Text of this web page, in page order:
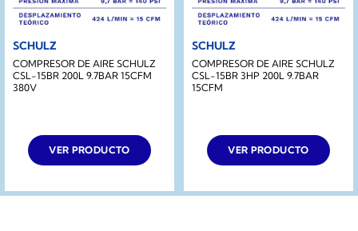
SCHULZ
COMPRESOR DE AIRE SCHULZ
CSL-15BR 200L 9.7BAR 15CFM
380V
VER PRODUCTO
SCHULZ
COMPRESOR DE AIRE SCHULZ
CSL-15BR 3HP 200L 9.7BAR
15CFM
VER PRODUCTO